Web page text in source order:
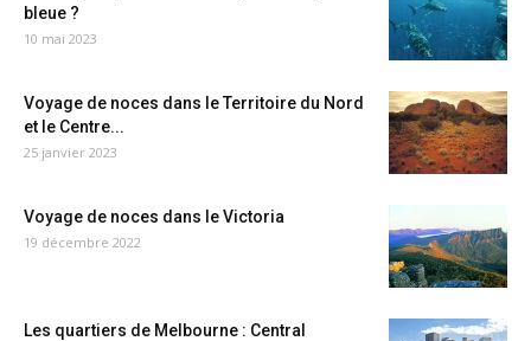
bleue ?
10 mai 2023
Voyage de noces dans le Territoire du Nord
et le Centre...
25 janvier 2023
Voyage de noces dans le Victoria
19 décembre 2022
Les quartiers de Melbourne : Central